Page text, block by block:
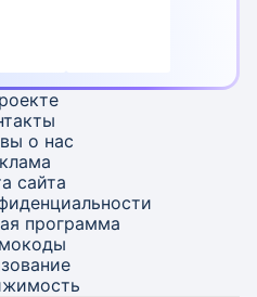
о нас
сайта
программа